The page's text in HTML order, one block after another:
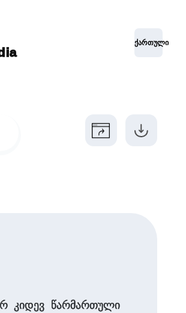
ქართული
კიდევ წარმართული